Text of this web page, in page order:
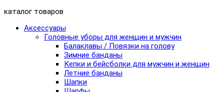
каталог товаров
Аксессуары
Головные уборы для женщин и мужчин
Балаклавы / Повязки на голову
Зимние банданы
Кепки и бейсболки для мужчин и женщин
Летние банданы
Шапки